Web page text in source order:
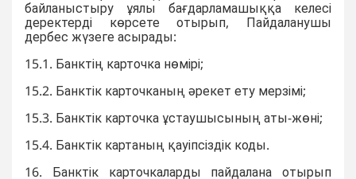
байланыстыру ұялы бағдарламашыққа келесі
деректерді көрсете отырып, Пайдаланушы
дербес жүзеге асырады:
15.1. Банктің карточка нөмірі;
15.2. Банктік карточканың әрекет ету мерзімі;
15.3. Банктік карточка ұстаушысының аты-жөні;
15.4. Банктік картаның қауіпсіздік коды.